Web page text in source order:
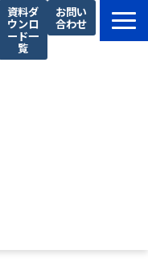
資料ダ
ウンロ
ード一
覧
お問い
合わせ